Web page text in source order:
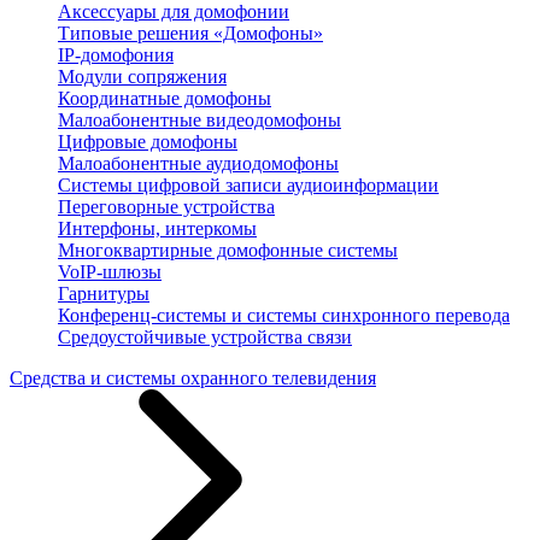
Аксессуары для домофонии
Типовые решения «Домофоны»
IP-домофония
Модули сопряжения
Координатные домофоны
Малоабонентные видеодомофоны
Цифровые домофоны
Малоабонентные аудиодомофоны
Системы цифровой записи аудиоинформации
Переговорные устройства
Интерфоны, интеркомы
Многоквартирные домофонные системы
VoIP-шлюзы
Гарнитуры
Конференц-системы и системы синхронного перевода
Средоустойчивые устройства связи
Средства и системы охранного телевидения